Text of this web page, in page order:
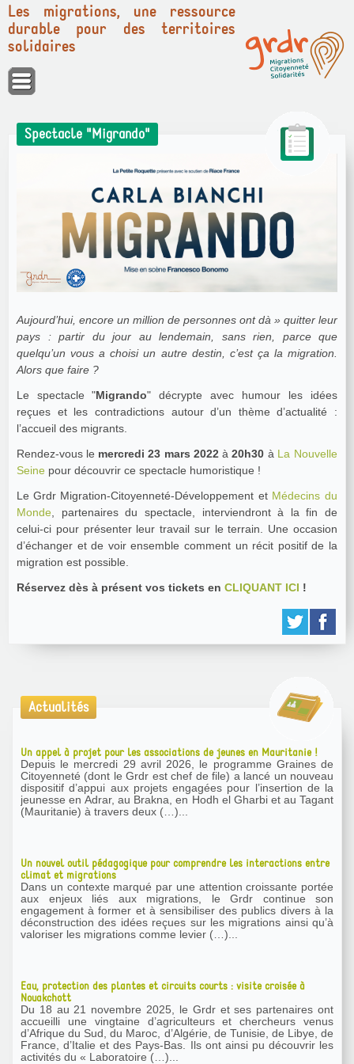
Panneau de gestion des cookies
Les migrations, une ressource
durable pour des territoires
solidaires
Spectacle "Migrando"
Aujourd’hui, encore un million de personnes ont dà » quitter leur
pays : partir du jour au lendemain, sans rien, parce que
quelqu’un vous a choisi un autre destin, c’est ça la migration.
Alors que faire ?
Le spectacle "Migrando" décrypte avec humour les idées
reçues et les contradictions autour d’un thème d’actualité :
l’accueil des migrants.
Rendez-vous le mercredi 23 mars 2022 à 20h30 à La Nouvelle
Seine pour découvrir ce spectacle humoristique !
Le Grdr Migration-Citoyenneté-Développement et Médecins du
Monde , partenaires du spectacle, interviendront à la fin de
celui-ci pour présenter leur travail sur le terrain. Une occasion
d’échanger et de voir ensemble comment un récit positif de la
migration est possible.
Réservez dès à présent vos tickets en CLIQUANT ICI !
Actualités
Un appel à projet pour les associations de jeunes en Mauritanie !
Depuis le mercredi 29 avril 2026, le programme Graines de
Citoyenneté (dont le Grdr est chef de file) a lancé un nouveau
dispositif d’appui aux projets engagées pour l’insertion de la
jeunesse en Adrar, au Brakna, en Hodh el Gharbi et au Tagant
(Mauritanie) à travers deux (…)...
Un nouvel outil pédagogique pour comprendre les interactions entre
climat et migrations
Dans un contexte marqué par une attention croissante portée
aux enjeux liés aux migrations, le Grdr continue son
engagement à former et à sensibiliser des publics divers à la
déconstruction des idées reçues sur les migrations ainsi qu’à
valoriser les migrations comme levier (…)...
Eau, protection des plantes et circuits courts : visite croisée à
Nouakchott
Du 18 au 21 novembre 2025, le Grdr et ses partenaires ont
accueilli une vingtaine d’agriculteurs et chercheurs venus
d’Afrique du Sud, du Maroc, d’Algérie, de Tunisie, de Libye, de
France, d’Italie et des Pays-Bas. Ils ont ainsi pu découvrir les
activités du « Laboratoire (…)...